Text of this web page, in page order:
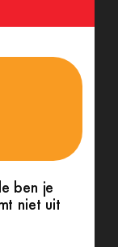
ben je
niet uit